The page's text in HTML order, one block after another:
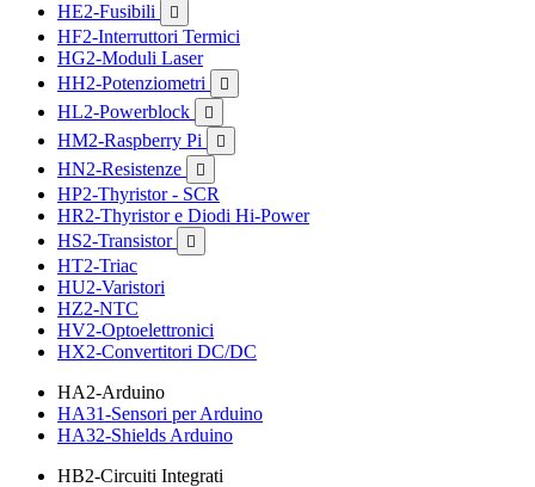
HE2-Fusibili 
HF2-Interruttori Termici
HG2-Moduli Laser
HH2-Potenziometri

HL2-Powerblock 
HM2-Raspberry Pi 
HN2-Resistenze 
HP2-Thyristor - SCR
HR2-Thyristor e Diodi Hi-Power
HS2-Transistor

HT2-Triac
HU2-Varistori
HZ2-NTC
HV2-Optoelettronici
HX2-Convertitori DC/DC
HA2-Arduino
HA31-Sensori per Arduino
HA32-Shields Arduino
HB2-Circuiti Integrati